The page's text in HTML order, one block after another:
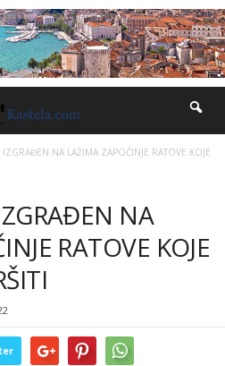
IZGRAĐEN NA LAŽIMA ZAPOČINJE RATOVE KOJE
NA
RATOVE KOJE